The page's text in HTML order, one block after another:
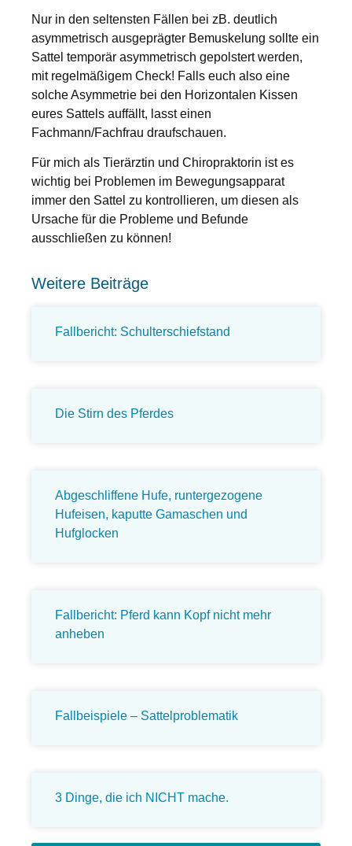
Nur in den seltensten Fällen bei zB. deutlich
asymmetrisch ausgeprägter Bemuskelung sollte ein
Sattel temporär asymmetrisch gepolstert werden,
mit regelmäßigem Check! Falls euch also eine
solche Asymmetrie bei den Horizontalen Kissen
eures Sattels auffällt, lasst einen
Fachmann/Fachfrau draufschauen.
Für mich als Tierärztin und Chiropraktorin ist es
wichtig bei Problemen im Bewegungsapparat
immer den Sattel zu kontrollieren, um diesen als
Ursache für die Probleme und Befunde
ausschließen zu können!
Weitere Beiträge
Fallbericht: Schulterschiefstand
Die Stirn des Pferdes
Abgeschliffene Hufe, runtergezogene
Hufeisen, kaputte Gamaschen und
Hufglocken
Fallbericht: Pferd kann Kopf nicht mehr
anheben
Fallbeispiele – Sattelproblematik
3 Dinge, die ich NICHT mache.